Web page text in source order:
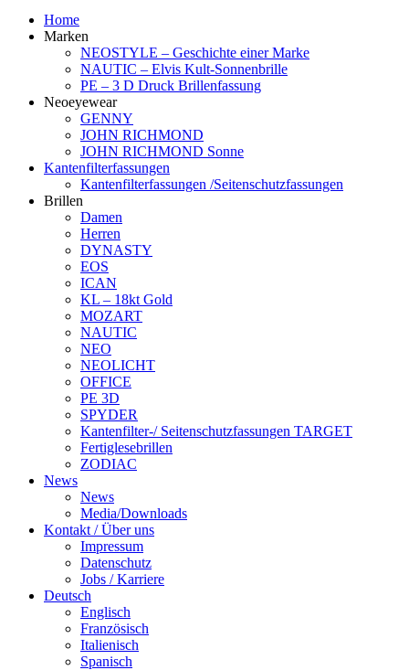
Home
Marken
NEOSTYLE – Geschichte einer Marke
NAUTIC – Elvis Kult-Sonnenbrille
PE – 3 D Druck Brillenfassung
Neoeyewear
GENNY
JOHN RICHMOND
JOHN RICHMOND Sonne
Kantenfilterfassungen
Kantenfilterfassungen /Seitenschutzfassungen
Brillen
Damen
Herren
DYNASTY
EOS
ICAN
KL – 18kt Gold
MOZART
NAUTIC
NEO
NEOLICHT
OFFICE
PE 3D
SPYDER
Kantenfilter-/ Seitenschutzfassungen TARGET
Fertiglesebrillen
ZODIAC
News
News
Media/Downloads
Kontakt / Über uns
Impressum
Datenschutz
Jobs / Karriere
Deutsch
Englisch
Französisch
Italienisch
Spanisch